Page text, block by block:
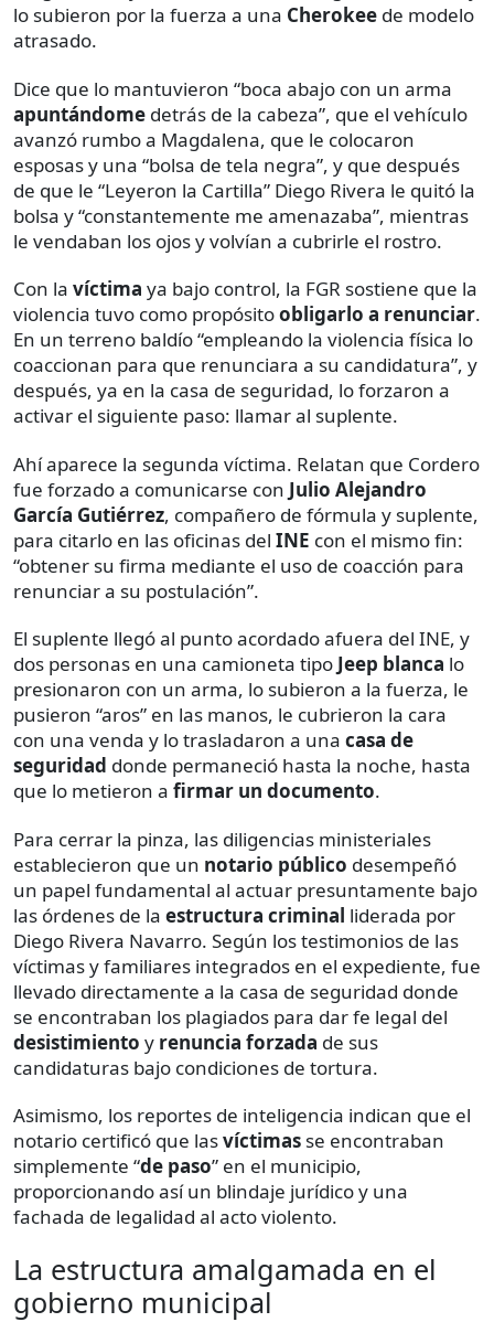
lo subieron por la fuerza a una Cherokee de modelo
atrasado.
Dice que lo mantuvieron “boca abajo con un arma
apuntándome detrás de la cabeza”, que el vehículo
avanzó rumbo a Magdalena, que le colocaron
esposas y una “bolsa de tela negra”, y que después
de que le “Leyeron la Cartilla” Diego Rivera le quitó la
bolsa y “constantemente me amenazaba”, mientras
le vendaban los ojos y volvían a cubrirle el rostro.
Con la víctima ya bajo control, la FGR sostiene que la
violencia tuvo como propósitoobligarlo a renunciar.
En un terreno baldío “empleando la violencia física lo
coaccionan para que renunciara a su candidatura”, y
después, ya en la casa de seguridad, lo forzaron a
activar el siguiente paso: llamar al suplente.
Ahí aparece la segunda víctima. Relatan que Cordero
fue forzado a comunicarse con Julio Alejandro
García Gutiérrez, compañero de fórmula y suplente,
para citarlo en las oficinas del INE con el mismo fin:
“obtener su firma mediante el uso de coacción para
renunciar a su postulación”.
El suplente llegó al punto acordado afuera del INE, y
dos personas en una camioneta tipo Jeep blanca lo
presionaron con un arma, lo subieron a la fuerza, le
pusieron “aros” en las manos, le cubrieron la cara
con una venda y lo trasladaron a una casa de
seguridad donde permaneció hasta la noche, hasta
que lo metieron a firmar un documento.
Para cerrar la pinza, las diligencias ministeriales
establecieron que un notario público desempeñó
un papel fundamental al actuar presuntamente bajo
las órdenes de la estructura criminal liderada por
Diego Rivera Navarro. Según los testimonios de las
víctimas y familiares integrados en el expediente, fue
llevado directamente a la casa de seguridad donde
se encontraban los plagiados para dar fe legal del
desistimiento y renuncia forzada de sus
candidaturas bajo condiciones de tortura.
Asimismo, los reportes de inteligencia indican que el
notario certificó que lasvíctimas se encontraban
simplemente “de paso” en el municipio,
proporcionando así un blindaje jurídico y una
fachada de legalidad al acto violento.
La estructura amalgamada en el
gobierno municipal